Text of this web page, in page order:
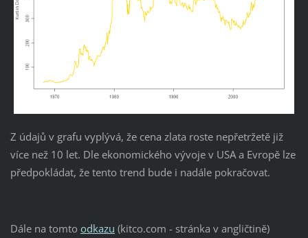
Z údajů v grafu vyplývá, že cena zlata roste nepřetržetě již
více než 10 let. Dle ekonomického vývoje v USA a Evropě lze
předpokládat, že tento trend bude i nadále pokračovat.
Dále na tomto odkazu (kitco.com - stránka v angličtině)